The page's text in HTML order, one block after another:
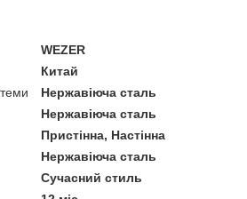
WEZER
Китай
Нержавіюча сталь
Нержавіюча сталь
Пристінна, Настінна
Нержавіюча сталь
Сучасний стиль